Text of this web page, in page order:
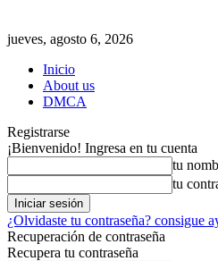
jueves, agosto 6, 2026
Inicio
About us
DMCA
Registrarse
¡Bienvenido! Ingresa en tu cuenta
tu
tu
¿Olvidaste tu contraseña? consigue
Recuperación de contraseña
Recupera tu contraseña